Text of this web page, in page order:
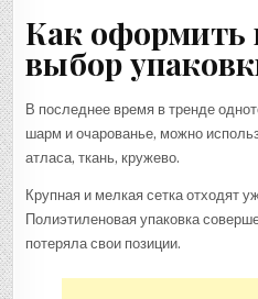
Как
выбор
В последнее время в тренде
шарм и очарованье, можно
атласа, ткань, кружево.
Крупная и мелкая сетка отходят
Полиэтиленовая упаковка
потеряла свои позиции.